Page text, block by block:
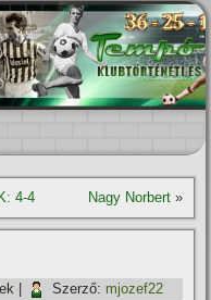
4-4 Nagy Norbert»
Szerző: mjozef22